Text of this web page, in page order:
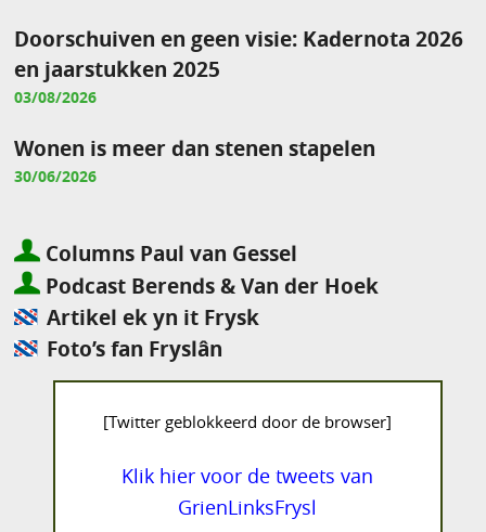
Doorschuiven en geen visie: Kadernota 2026
en jaarstukken 2025
03/08/2026
Wonen is meer dan stenen stapelen
30/06/2026
Columns Paul van Gessel
Podcast Berends & Van der Hoek
Artikel ek yn it Frysk
Foto’s fan Fryslân
[Twitter geblokkeerd door de browser]
Klik hier voor de tweets van
GrienLinksFrysl